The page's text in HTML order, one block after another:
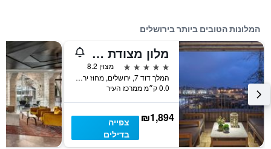
המלונות הטובים ביותר בירושלים
מלון מצודת דוד ירושלים
5 כוכבים
מצוין 8.2
המלך דוד 7, ירושלים, מחוז ירושלים, ישראל
0.0 ק״מ ממרכז העיר
₪1,894
צפייה
בדילים